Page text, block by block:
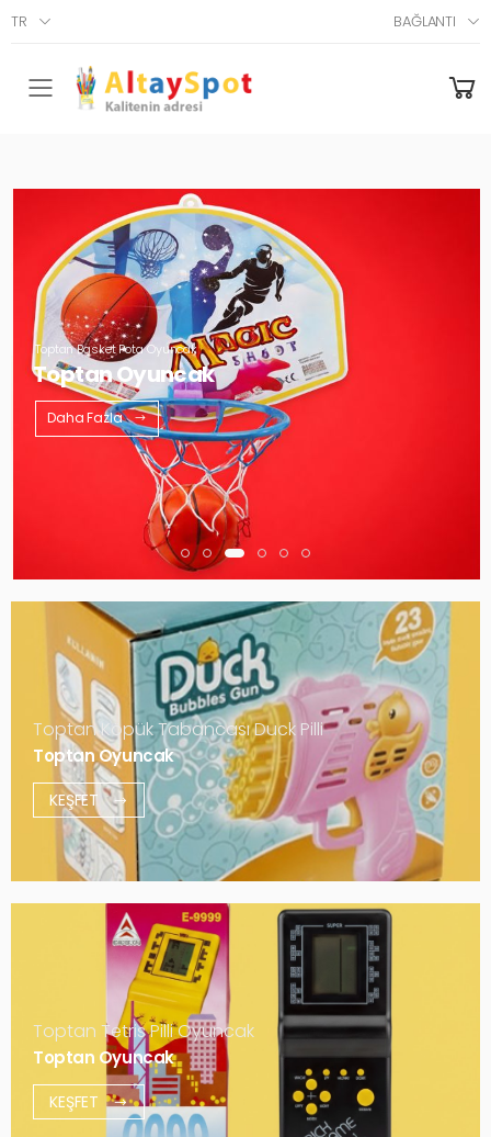
TR BAĞLANTI
Menü
Toptan Basket Pota Oyuncak
Toptan Oyuncak
Daha Fazla
Toptan Köpük Tabancası Duck Pilli
Toptan Oyuncak
KEŞFET
Toptan Tetris Pilli Oyuncak
Toptan Oyuncak
KEŞFET